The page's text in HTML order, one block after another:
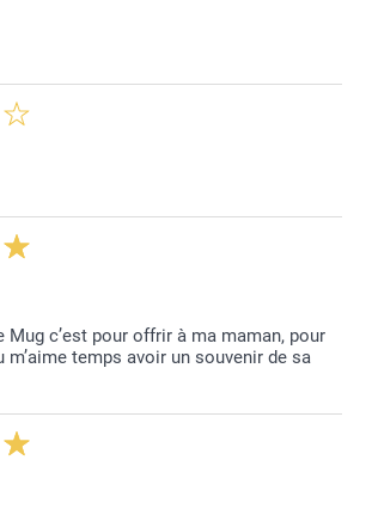
Mug c’est pour offrir à ma maman, pour
m’aime temps avoir un souvenir de sa